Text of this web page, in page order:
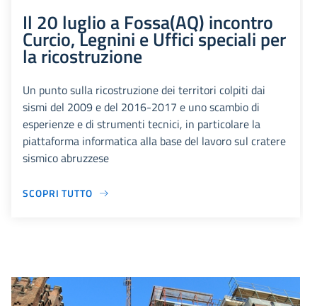
Il 20 luglio a Fossa(AQ) incontro
Curcio, Legnini e Uffici speciali per
la ricostruzione
Un punto sulla ricostruzione dei territori colpiti dai
sismi del 2009 e del 2016-2017 e uno scambio di
esperienze e di strumenti tecnici, in particolare la
piattaforma informatica alla base del lavoro sul cratere
sismico abruzzese
SCOPRI TUTTO